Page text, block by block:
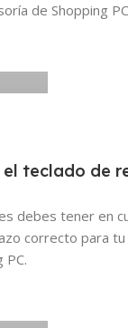
de Shopping
teclado de
debes tener en
correcto para
PC.